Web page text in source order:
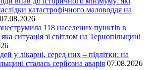
катастрофічного маловоддя на
07.08.2026
118 населених пунктів в
яка ситуація зі світлом на Тернопільщині
у лікарні, серед них – підлітки: на
сталась серйозна аварія 07.08.2026